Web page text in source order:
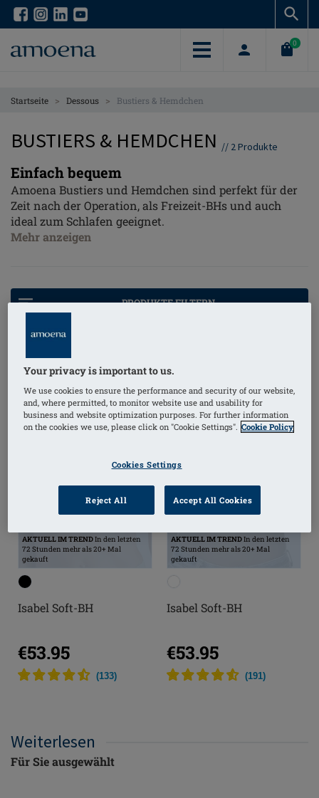
Skip
content
Skip
content
0
Startseite > Dessous > Bustiers & Hemdchen
BUSTIERS & HEMDCHEN // 2Produkte
Einfach bequem
Amoena Bustiers und Hemdchen sind perfekt für der
Zeit nach der Operation, als Freizeit-BHs und auch
ideal zum Schlafen geeignet.
Mehr anzeigen
PRODUKTE FILTERN
AKTUELL IM TRENDIn den letzten
72 Stunden mehr als 20+ Mal
gekauft
Isabel Soft-BH
€53.95
(133)
AKTUELL IM TRENDIn den letzten
72 Stunden mehr als 20+ Mal
gekauft
Isabel Soft-BH
€53.95
(191)
Weiterlesen
Für Sie ausgewählt
Your privacy is important to us.
We use cookies to ensure the performance and security of our website,
and, where permitted, to monitor website use and usability for
business and website optimization purposes. For further information
on the cookies we use, please click on "Cookie Settings". Cookie Policy
Cookies Settings
Reject All Accept All Cookies